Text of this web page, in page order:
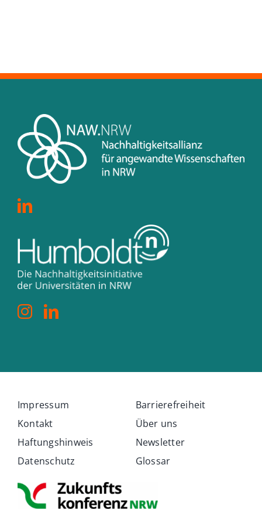
Impressum
Kontakt
Haftungshinweis
Datenschutz
Barrierefreiheit
Über uns
Newsletter
Glossar